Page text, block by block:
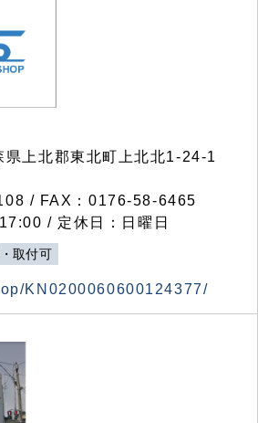
上北郡東北町上北北1-24-1
/ FAX：0176-58-6465
/ 定休日：日曜日
取付可
KN0200060600124377/